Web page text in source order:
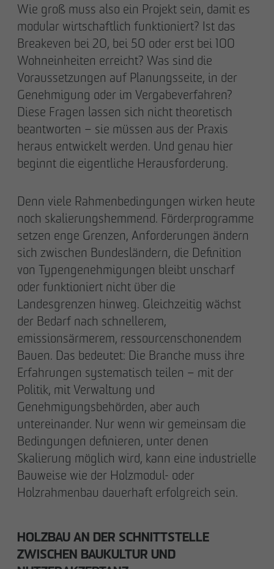
Wie groß muss also ein Projekt sein, damit es
modular wirtschaftlich funktioniert? Ist das
Breakeven bei 20, bei 50 oder erst bei 100
Wohneinheiten erreicht? Was sind die
Voraussetzungen auf Planungsseite, in der
Genehmigung oder im Vergabeverfahren?
Diese Fragen lassen sich nicht theoretisch
beantworten – sie müssen aus der Praxis
heraus entwickelt werden. Und genau hier
beginnt die eigentliche Herausforderung.
Denn viele Rahmenbedingungen wirken heute
noch skalierungshemmend. Förderprogramme
setzen enge Grenzen, Anforderungen ändern
sich zwischen Bundesländern, die Definition
von Typengenehmigungen bleibt unscharf
oder funktioniert nicht über die
Landesgrenzen hinweg. Gleichzeitig wächst
der Bedarf nach schnellerem,
emissionsärmerem, ressourcenschonendem
Bauen. Das bedeutet: Die Branche muss ihre
Erfahrungen systematisch teilen – mit der
Politik, mit Verwaltung und
Genehmigungsbehörden, aber auch
untereinander. Nur wenn wir gemeinsam die
Bedingungen definieren, unter denen
Skalierung möglich wird, kann eine industrielle
Bauweise wie der Holzmodul- oder
Holzrahmenbau dauerhaft erfolgreich sein.
HOLZBAU AN DER SCHNITTSTELLE
ZWISCHEN BAUKULTUR UND